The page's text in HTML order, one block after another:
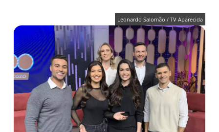
Leonardo Salomão / TV Aparecida